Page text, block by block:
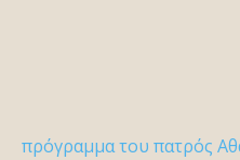
πρόγραμμα του πατρός